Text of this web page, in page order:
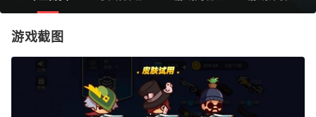
游戏截图